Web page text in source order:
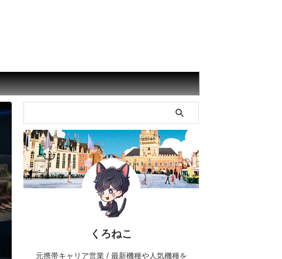
くろねこ
元携帯キャリア営業 / 最新機種や人気機種を